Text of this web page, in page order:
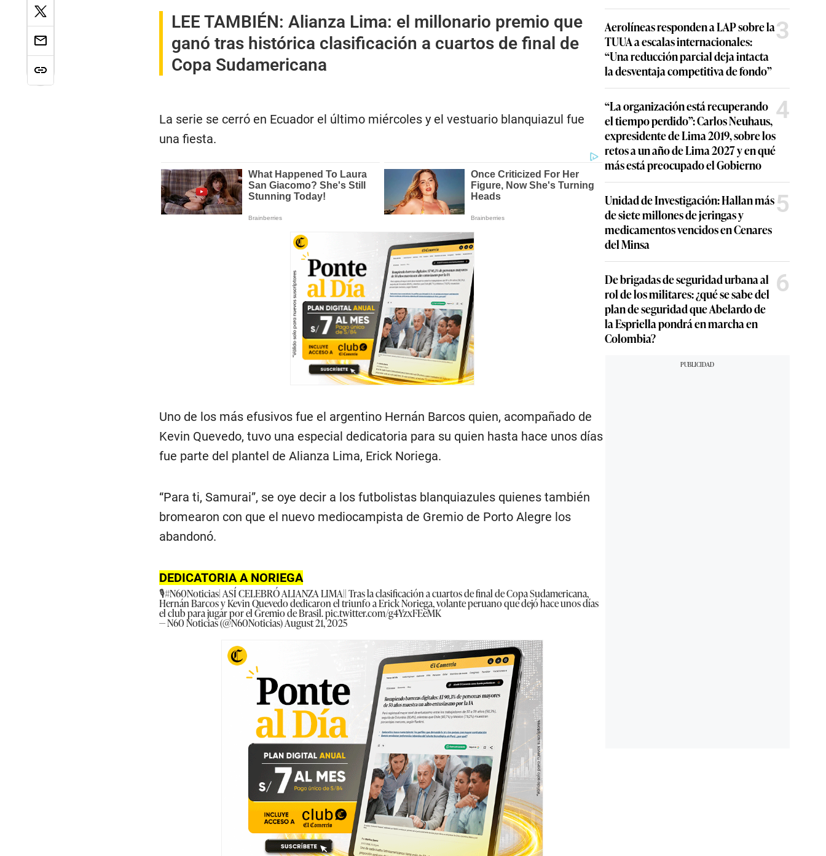
LEE TAMBIÉN: Alianza Lima: el millonario premio que
ganó tras histórica clasificación a cuartos de final de
Copa Sudamericana
La serie se cerró en Ecuador el último miércoles y el vestuario blanquiazul fue
una fiesta.
Uno de los más efusivos fue el argentino Hernán Barcos quien, acompañado de
Kevin Quevedo, tuvo una especial dedicatoria para su quien hasta hace unos días
fue parte del plantel de Alianza Lima, Erick Noriega.
“Para ti, Samurai”, se oye decir a los futbolistas blanquiazules quienes también
bromearon con que el nuevo mediocampista de Gremio de Porto Alegre los
abandonó.
DEDICATORIA A NORIEGA
🎙️#N60Noticias| ASÍ CELEBRÓ ALIANZA LIMA|| Tras la clasificación a cuartos de final de Copa Sudamericana,
Hernán Barcos y Kevin Quevedo dedicaron el triunfo a Erick Noriega, volante peruano que dejó hace unos días
el club para jugar por el Gremio de Brasil.pic.twitter.com/g4YzxFEeMK
— N60 Noticias (@N60Noticias)August 21, 2025
Aerolíneas responden a LAP sobre la
TUUA a escalas internacionales:
“Una reducción parcial deja intacta
la desventaja competitiva de fondo”
3
“La organización está recuperando
el tiempo perdido”: Carlos Neuhaus,
expresidente de Lima 2019, sobre los
retos a un año de Lima 2027 y en qué
más está preocupado el Gobierno
4
Unidad de Investigación: Hallan más
de siete millones de jeringas y
medicamentos vencidos en Cenares
del Minsa
5
De brigadas de seguridad urbana al
rol de los militares: ¿qué se sabe del
plan de seguridad que Abelardo de
la Espriella pondrá en marcha en
Colombia?
6